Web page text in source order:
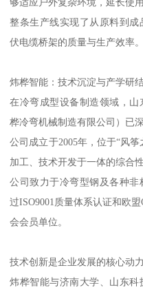
够适应户外复杂环境，延长使用
整条生产线实现了从原料到
伏电缆桥架的质量与生产效率。
炜桦智能：技术沉淀与产学研
在冷弯成型设备制造领域，
桦冷弯机械制造有限公司）已
公司成立于2005年，位于“风
加工、技术开发于一体的综合
公司致力于冷弯型钢及各种
过ISO9001质量体系认证和欧
会会员单位。
技术创新是企业发展的核心动力
炜桦智能与济南大学、山东